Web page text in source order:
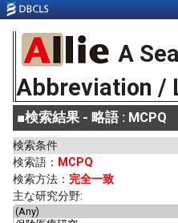
A
Abbreviation /
■検索結果 - 略語 : MCPQ
検索条件
検索語： MCPQ
検索方法： 完全一致
主な研究分野: